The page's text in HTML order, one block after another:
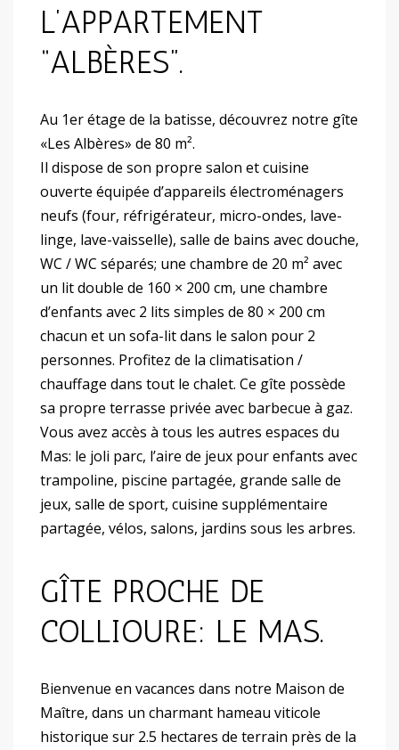
L’APPARTEMENT
“ALBÈRES”.
Au 1er étage de la batisse, découvrez notre gîte
«Les Albères» de 80 m².
Il dispose de son propre salon et cuisine
ouverte équipée d’appareils électroménagers
neufs (four, réfrigérateur, micro-ondes, lave-
linge, lave-vaisselle), salle de bains avec douche,
WC / WC séparés; une chambre de 20 m² avec
un lit double de 160 × 200 cm, une chambre
d’enfants avec 2 lits simples de 80 × 200 cm
chacun et un sofa-lit dans le salon pour 2
personnes. Profitez de la climatisation /
chauffage dans tout le chalet. Ce gîte possède
sa propre terrasse privée avec barbecue à gaz.
Vous avez accès à tous les autres espaces du
Mas: le joli parc, l’aire de jeux pour enfants avec
trampoline, piscine partagée, grande salle de
jeux, salle de sport, cuisine supplémentaire
partagée, vélos, salons, jardins sous les arbres.
GÎTE PROCHE DE
COLLIOURE: LE MAS.
Bienvenue en vacances dans notre Maison de
Maître, dans un charmant hameau viticole
historique sur 2.5 hectares de terrain près de la